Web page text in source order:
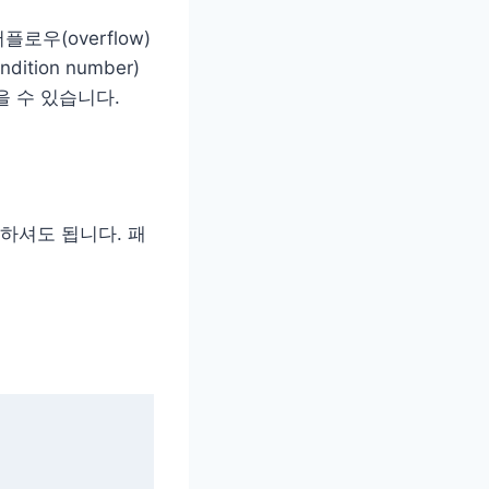
플로우(overflow)
number)
수 있습니다.
셔도 됩니다. 패